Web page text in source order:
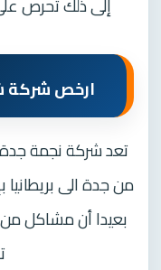
ارخص شركة
تعد شركة نجمة
من جدة الى
بعيدا أن مشاكل